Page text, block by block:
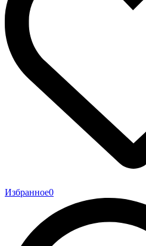
Избранное0